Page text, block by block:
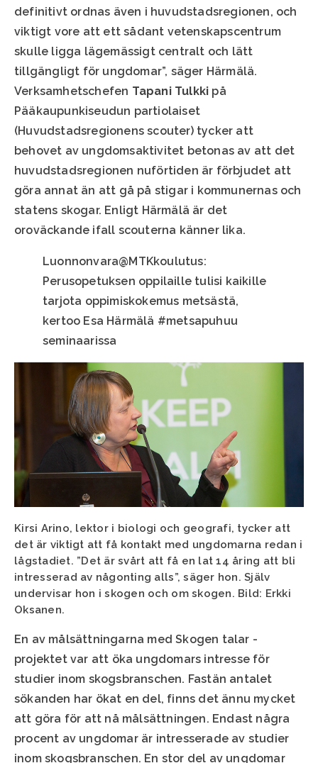
definitivt ordnas även i huvudstadsregionen, och
viktigt vore att ett sådant vetenskapscentrum
skulle ligga lägemässigt centralt och lätt
tillgängligt för ungdomar”, säger Härmälä.
Verksamhetschefen Tapani Tulkki på
Pääkaupunkiseudun partiolaiset
(Huvudstadsregionens scouter) tycker att
behovet av ungdomsaktivitet betonas av att det
huvudstadsregionen nuförtiden är förbjudet att
göra annat än att gå på stigar i kommunernas och
statens skogar. Enligt Härmälä är det
oroväckande ifall scouterna känner lika.
Luonnonvara@MTKkoulutus:
Perusopetuksen oppilaille tulisi kaikille
tarjota oppimiskokemus metsästä,
kertoo Esa Härmälä #metsapuhuu
seminaarissa
Kirsi Arino, lektor i biologi och geografi, tycker att
det är viktigt att få kontakt med ungdomarna redan i
lågstadiet. ”Det är svårt att få en lat 14 åring att bli
intresserad av någonting alls”, säger hon. Själv
undervisar hon i skogen och om skogen. Bild: Erkki
Oksanen.
En av målsättningarna med Skogen talar -
projektet var att öka ungdomars intresse för
studier inom skogsbranschen. Fastän antalet
sökanden har ökat en del, finns det ännu mycket
att göra för att nå målsättningen. Endast några
procent av ungdomar är intresserade av studier
inom skogsbranschen. En stor del av ungdomar